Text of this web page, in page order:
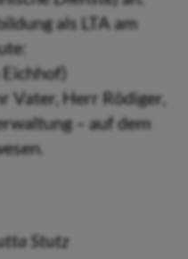
als LTA am
Vater, Herr Rödiger,
– auf dem
Stutz